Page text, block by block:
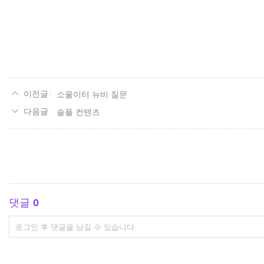
소울이터 뉴비 질문
솔플 컨텐츠
댓글 0
댓
글